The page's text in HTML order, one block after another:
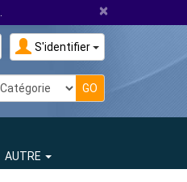
×
S'identifier
AUTRE